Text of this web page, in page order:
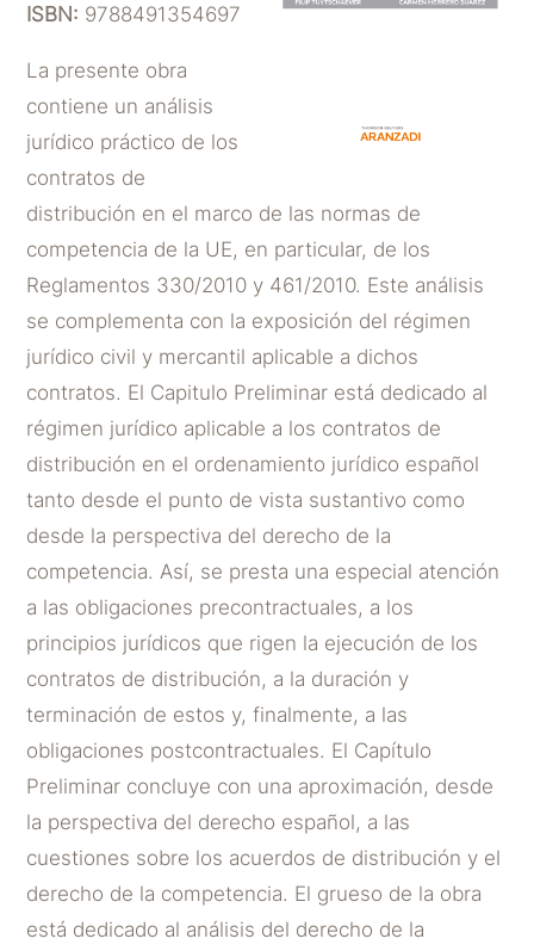
ISBN: 9788491354697
La presente obra
contiene un análisis
jurídico práctico de los
contratos de
distribución en el marco de las normas de
competencia de la UE, en particular, de los
Reglamentos 330/2010 y 461/2010. Este análisis
se complementa con la exposición del régimen
jurídico civil y mercantil aplicable a dichos
contratos. El Capitulo Preliminar está dedicado al
régimen jurídico aplicable a los contratos de
distribución en el ordenamiento jurídico español
tanto desde el punto de vista sustantivo como
desde la perspectiva del derecho de la
competencia. Así, se presta una especial atención
a las obligaciones precontractuales, a los
principios jurídicos que rigen la ejecución de los
contratos de distribución, a la duración y
terminación de estos y, finalmente, a las
obligaciones postcontractuales. El Capítulo
Preliminar concluye con una aproximación, desde
la perspectiva del derecho español, a las
cuestiones sobre los acuerdos de distribución y el
derecho de la competencia. El grueso de la obra
está dedicado al análisis del derecho de la